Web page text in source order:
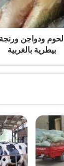
250 كيلو لحوم
بيطرية بالغربية